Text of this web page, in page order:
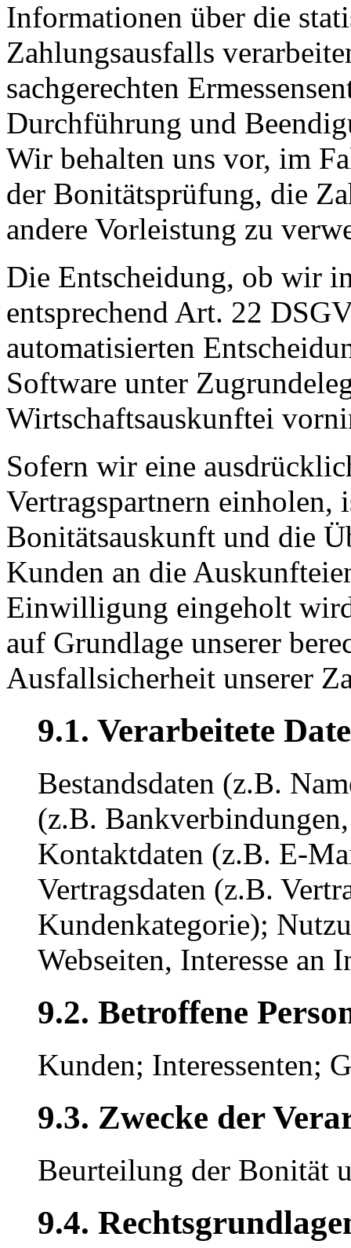
Informationen über die
Zahlungsausfalls
sachgerechten
Durchführung und
Wir behalten uns vor, im
der Bonitätsprüfung, die
andere Vorleistung zu
Die Entscheidung, ob wir
entsprechend Art. 22
automatisierten
Software unter
Wirtschaftsauskunftei
Sofern wir eine
Vertragspartnern einholen,
Bonitätsauskunft und die
Kunden an die
Einwilligung eingeholt
auf Grundlage unserer
Ausfallsicherheit unserer
9.1. Verarbeitete
Bestandsdaten (z.B.
(z.B.
Kontaktdaten (z.B. E-
Vertragsdaten (z.B.
Kundenkategorie);
Webseiten, Interesse an
9.2. Betroffene
Kunden; Interessenten;
9.3. Zwecke der
Beurteilung der Bonität
9.4.